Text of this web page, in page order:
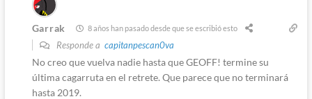
Garrak 8 años han pasado desde que se escribió esto
Responde a capitanpescan0va
No creo que vuelva nadie hasta que GEOFF! termine su
última cagarruta en el retrete. Que parece que no terminará
hasta 2019.